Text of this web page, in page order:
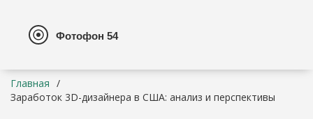
Главная
Заработок 3D-дизайнера в США: анализ и перспективы